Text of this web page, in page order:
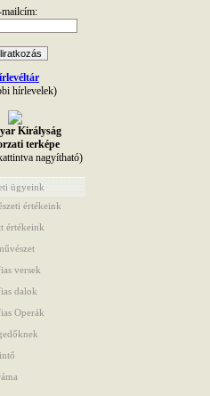
mailcím:
hírlevelek)
Királyság
terképe
nagyítható)
ügyeink
értékeink
értékeink
versek
dalok
Operák